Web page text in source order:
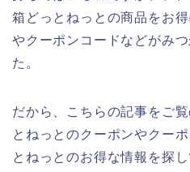
箱どっとねっとの商品をお
やクーポンコードなどがみ
た。
だから、こちらの記事をご
とねっとのクーポンやクー
とねっとのお得な情報を探